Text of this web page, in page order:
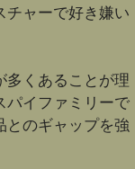
チャーで好き嫌い
多くあることが理
パイファミリーで
とのギャップを強